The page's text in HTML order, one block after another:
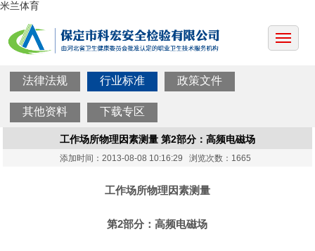
米兰体育
法律法规 行业标准 政策文件
其他资料 下载专区
工作场所物理因素测量 第2部分：高频电磁场
添加时间：2013-08-08 10:16:29 浏览次数：1665
工作场所物理因素测量
第2部分：高频电磁场